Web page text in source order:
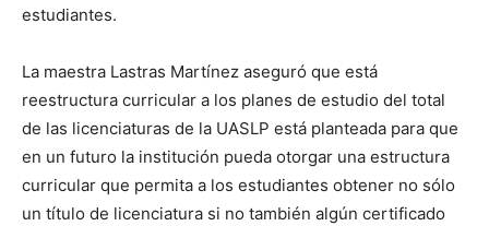
estudiantes.
La maestra Lastras Martínez aseguró que está
reestructura curricular a los planes de estudio del total
de las licenciaturas de la UASLP está planteada para que
en un futuro la institución pueda otorgar una estructura
curricular que permita a los estudiantes obtener no sólo
un título de licenciatura si no también algún certificado